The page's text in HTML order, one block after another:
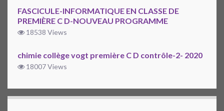
FASCICULE-INFORMATIQUE EN CLASSE DE
PREMIÈRE C D-NOUVEAU PROGRAMME
18538 Views
chimie collège vogt première C D contrôle-2- 2020
18007 Views